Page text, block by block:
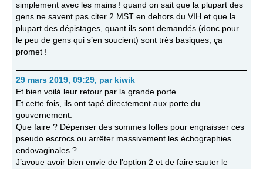
simplement avec les mains ! quand on sait que la plupart des
gens ne savent pas citer 2 MST en dehors du VIH et que la
plupart des dépistages, quant ils sont demandés (donc pour
le peu de gens qui s’en soucient) sont très basiques, ça
promet !
29 mars 2019, 09:29, par kiwik
Et bien voilà leur retour par la grande porte.
Et cette fois, ils ont tapé directement aux porte du
gouvernement.
Que faire ? Dépenser des sommes folles pour engraisser ces
pseudo escrocs ou arrêter massivement les échographies
endovaginales ?
J’avoue avoir bien envie de l’option 2 et de faire sauter le